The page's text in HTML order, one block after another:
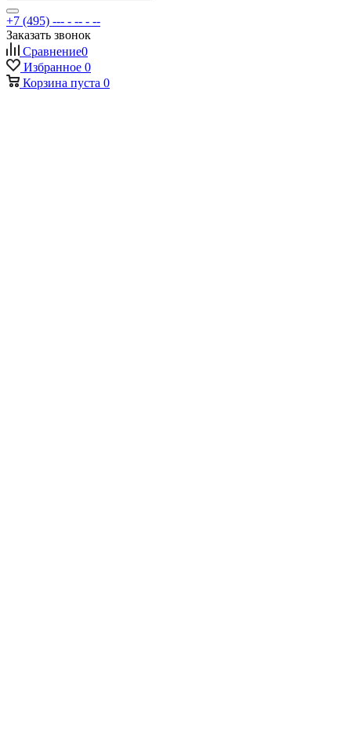
+7 (495) --- - -- - --
Заказать звонок
Сравнение0
Избранное 0
Корзина пуста 0